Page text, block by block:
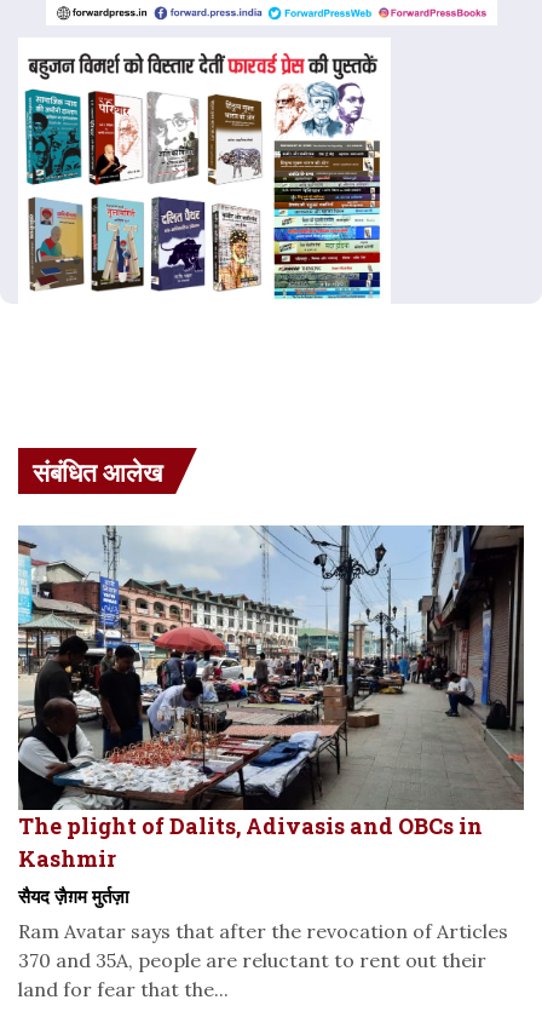
संबंधित आलेख
The plight of Dalits, Adivasis and OBCs in
Kashmir
सैयद ज़ैग़म मुर्तज़ा
Ram Avatar says that after the revocation of Articles
370 and 35A, people are reluctant to rent out their
land for fear that the...